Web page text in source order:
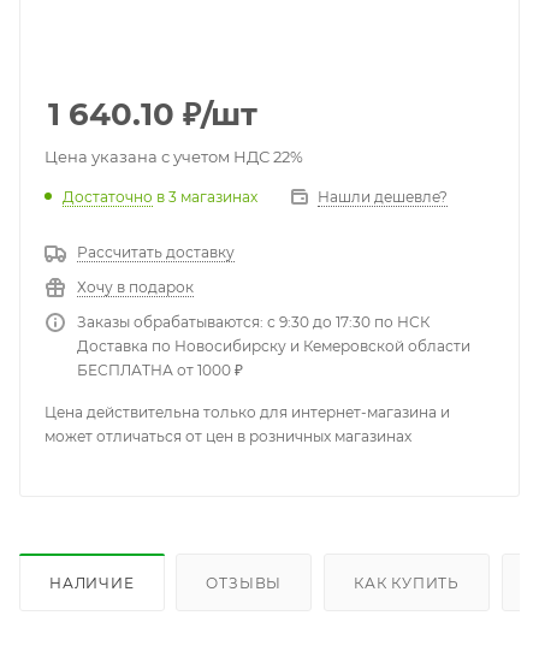
1 640.10 ₽/шт
Цена указана с учетом НДС 22%
Достаточно в 3 магазинах Нашли дешевле?
Рассчитать доставку
Хочу в подарок
Заказы обрабатываются: с 9:30 до 17:30 по НСК
Доставка по Новосибирску и Кемеровской области
БЕСПЛАТНА от 1000 ₽
Цена действительна только для интернет-магазина и
может отличаться от цен в розничных магазинах
НАЛИЧИЕ ОТЗЫВЫ КАК КУПИТЬ